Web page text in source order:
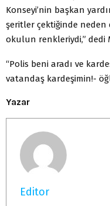
Konseyi’nin başkan
şeritler çektiğinde neden
okulun renkleriydi,” dedi
“Polis beni aradı ve
vatandaş kardeşimin!-
Yazar
Editor